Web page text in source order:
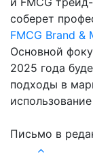
соберет
FMCG Brand &
Основной
2025 года
подходы в
Письмо в